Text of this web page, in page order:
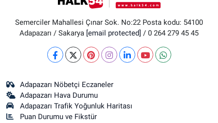
Semerciler Mahallesi Çınar Sok. No:22 Posta kodu: 54100
Adapazarı / Sakarya [email protected] / 0 264 279 45 45
Adapazarı Nöbetçi Eczaneler
Adapazarı Hava Durumu
Adapazarı Trafik Yoğunluk Haritası
Puan Durumu ve Fikstür